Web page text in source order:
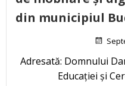
din municipiul
Adresată: Domnului
Educației și